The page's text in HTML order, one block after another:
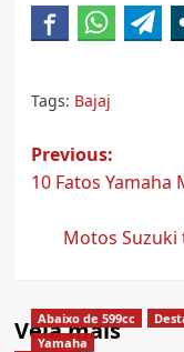
Tags: Bajaj
Post
Previous:
10 Fatos Yamaha
Motos Suzuki
Veja mais
Abaixo de 599cc
Yamaha